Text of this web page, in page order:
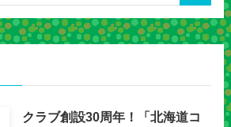
クラブ創設30周年！「北海道コ